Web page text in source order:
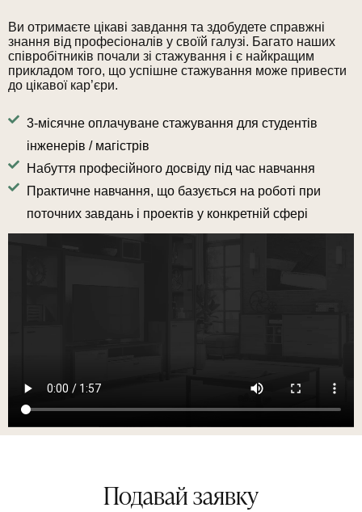
Ви отримаєте цікаві завдання та здобудете справжні
знання від професіоналів у своїй галузі. Багато наших
співробітників почали зі стажування і є найкращим
прикладом того, що успішне стажування може привести
до цікавої кар’єри.
3-місячне оплачуване стажування для студентів
інженерів / магістрів
Набуття професійного досвіду під час навчання
Практичне навчання, що базується на роботі при
поточних завдань і проектів у конкретній сфері
Подавай заявку